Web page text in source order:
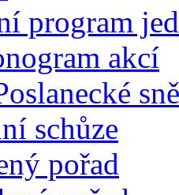
program
akcí
schůze
pořad